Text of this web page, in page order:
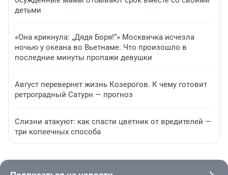
детьми
«Она крикнула: „Дядя Боря!“» Москвичка исчезла
ночью у океана во Вьетнаме. Что произошло в
последние минуты пропажи девушки
Август перевернет жизнь Козерогов. К чему готовит
ретроградный Сатурн — прогноз
Слизни атакуют: как спасти цветник от вредителей —
три копеечных способа